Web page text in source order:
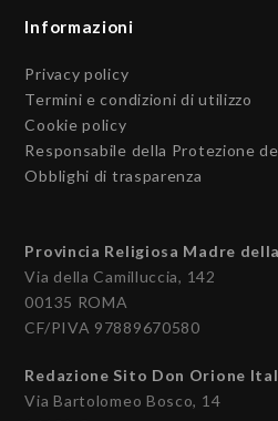
Informazioni
Privacy policy
Termini e condizioni di utilizzo
Cookie policy
Responsabile della Protezione
Obblighi di trasparenza
Provincia Religiosa Madre
Via della Camilluccia, 142
00135 ROMA
CF/PIVA 97889670580
Redazione Sito Don Orione
Via Bartolomeo Bosco, 14